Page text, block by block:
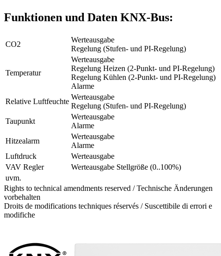
Funktionen und Daten KNX-Bus:
CO2
Werteausgabe
Regelung (Stufen- und PI-Regelung)
Temperatur
Werteausgabe
Regelung Heizen (2-Punkt- und PI-Regelung)
Regelung Kühlen (2-Punkt- und PI-Regelung)
Alarme
Relative Luftfeuchte
Werteausgabe
Regelung (Stufen- und PI-Regelung)
Taupunkt
Werteausgabe
Alarme
Hitzealarm
Werteausgabe
Alarme
Luftdruck
Werteausgabe
VAV Regler
Werteausgabe Stellgröße (0..100%)
uvm.
Rights to technical amendments reserved / Technische Änderungen
vorbehalten
Droits de modifications techniques réservés / Suscettibile di errori e
modifiche